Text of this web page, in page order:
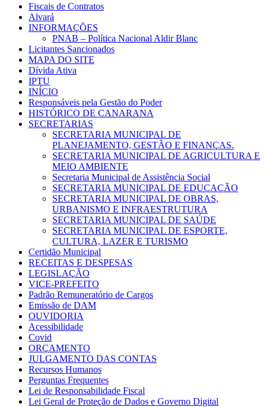
Fiscais de Contratos
Alvará
INFORMAÇÕES
PNAB – Política Nacional Aldir Blanc
Licitantes Sancionados
MAPA DO SITE
Dívida Ativa
IPTU
INÍCIO
Responsáveis pela Gestão do Poder
HISTÓRICO DE CANARANA
SECRETARIAS
SECRETARIA MUNICIPAL DE
PLANEJAMENTO, GESTÃO E FINANÇAS.
SECRETARIA MUNICIPAL DE AGRICULTURA E
MEIO AMBIENTE
Secretaria Municipal de Assistência Social
SECRETARIA MUNICIPAL DE EDUCAÇÃO
SECRETARIA MUNICIPAL DE OBRAS,
URBANISMO E INFRAESTRUTURA
SECRETARIA MUNICIPAL DE SAÚDE
SECRETARIA MUNICIPAL DE ESPORTE,
CULTURA, LAZER E TURISMO
Certidão Municipal
RECEITAS E DESPESAS
LEGISLAÇÃO
VICE-PREFEITO
Padrão Remuneratório de Cargos
Emissão de DAM
OUVIDORIA
Acessibilidade
Covid
ORÇAMENTO
JULGAMENTO DAS CONTAS
Recursos Humanos
Perguntas Frequentes
Lei de Responsabilidade Fiscal
Lei Geral de Proteção de Dados e Governo Digital